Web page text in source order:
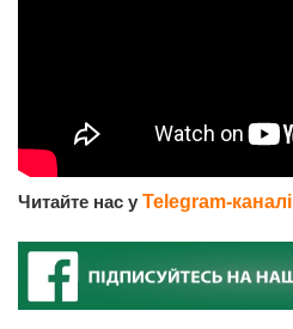
Читайте нас у Telegram-каналі